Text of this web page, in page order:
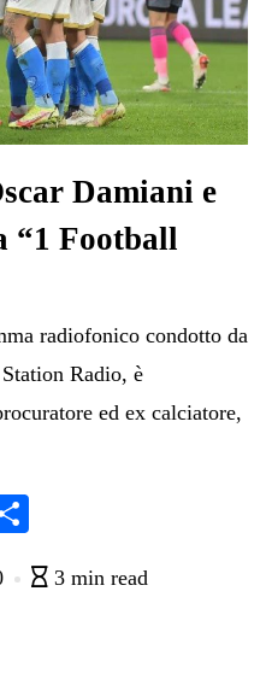
Damiani e
“1 Football
radiofonico condotto da
Radio, è
ed ex calciatore,
di3 min read